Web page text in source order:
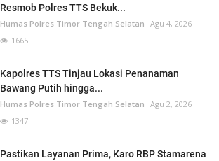
Resmob Polres TTS Bekuk...
Humas Polres Timor Tengah Selatan Agu 4, 2026
1665
Kapolres TTS Tinjau Lokasi Penanaman
Bawang Putih hingga...
Humas Polres Timor Tengah Selatan Agu 2, 2026
1347
Pastikan Layanan Prima, Karo RBP Stamarena